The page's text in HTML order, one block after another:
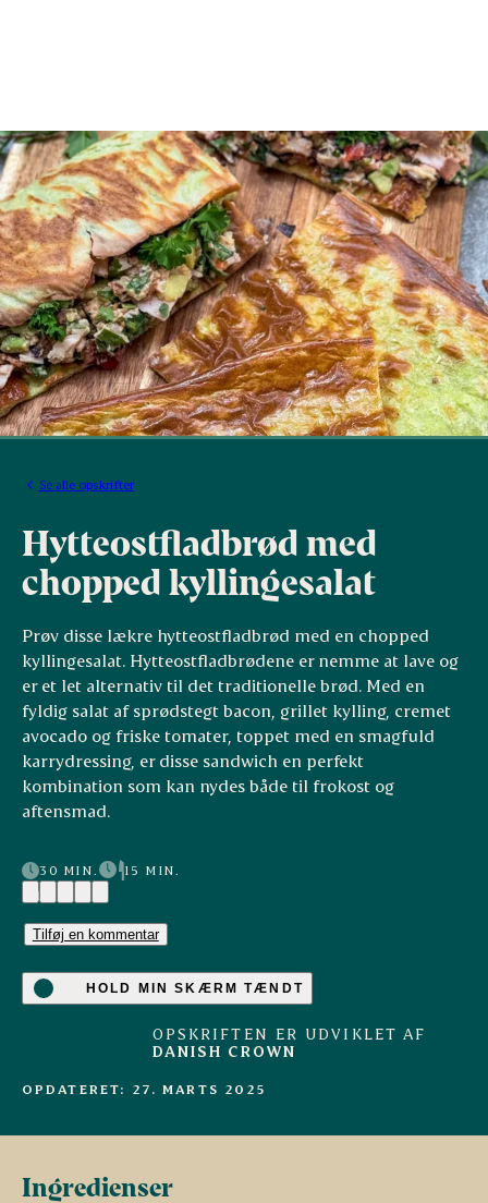
Se alle opskrifter
Hytteostfladbrød med
chopped kyllingesalat
Prøv disse lækre hytteostfladbrød med en chopped
kyllingesalat. Hytteostfladbrødene er nemme at lave og
er et let alternativ til det traditionelle brød. Med en
fyldig salat af sprødstegt bacon, grillet kylling, cremet
avocado og friske tomater, toppet med en smagfuld
karrydressing, er disse sandwich en perfekt
kombination som kan nydes både til frokost og
aftensmad.
30 MIN.
15 MIN.
(1)
Tilføj en kommentar
HOLD MIN SKÆRM TÆNDT
OPSKRIFTEN ER UDVIKLET AF
DANISH CROWN
OPDATERET: 27. MARTS 2025
Ingredienser